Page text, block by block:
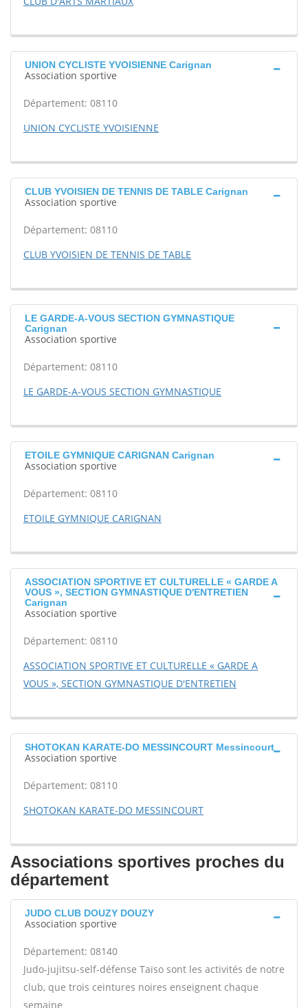
UNION CYCLISTE YVOISIENNE Carignan
Association sportive
Département: 08110
UNION CYCLISTE YVOISIENNE
CLUB YVOISIEN DE TENNIS DE TABLE Carignan
Association sportive
Département: 08110
CLUB YVOISIEN DE TENNIS DE TABLE
LE GARDE-A-VOUS SECTION GYMNASTIQUE
Carignan
Association sportive
Département: 08110
LE GARDE-A-VOUS SECTION GYMNASTIQUE
ETOILE GYMNIQUE CARIGNAN Carignan
Association sportive
Département: 08110
ETOILE GYMNIQUE CARIGNAN
ASSOCIATION SPORTIVE ET CULTURELLE « GARDE A
VOUS », SECTION GYMNASTIQUE D'ENTRETIEN
Carignan
Association sportive
Département: 08110
ASSOCIATION SPORTIVE ET CULTURELLE « GARDE A
VOUS », SECTION GYMNASTIQUE D'ENTRETIEN
SHOTOKAN KARATE-DO MESSINCOURT Messincourt
Association sportive
Département: 08110
SHOTOKAN KARATE-DO MESSINCOURT
Associations sportives proches du
département
JUDO CLUB DOUZY DOUZY
Association sportive
Département: 08140
Judo-jujitsu-self-défense Taïso sont les activités de notre
club, que trois ceintures noires enseignent chaque
semaine